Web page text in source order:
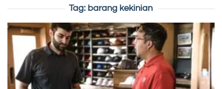
Tag: barang kekinian